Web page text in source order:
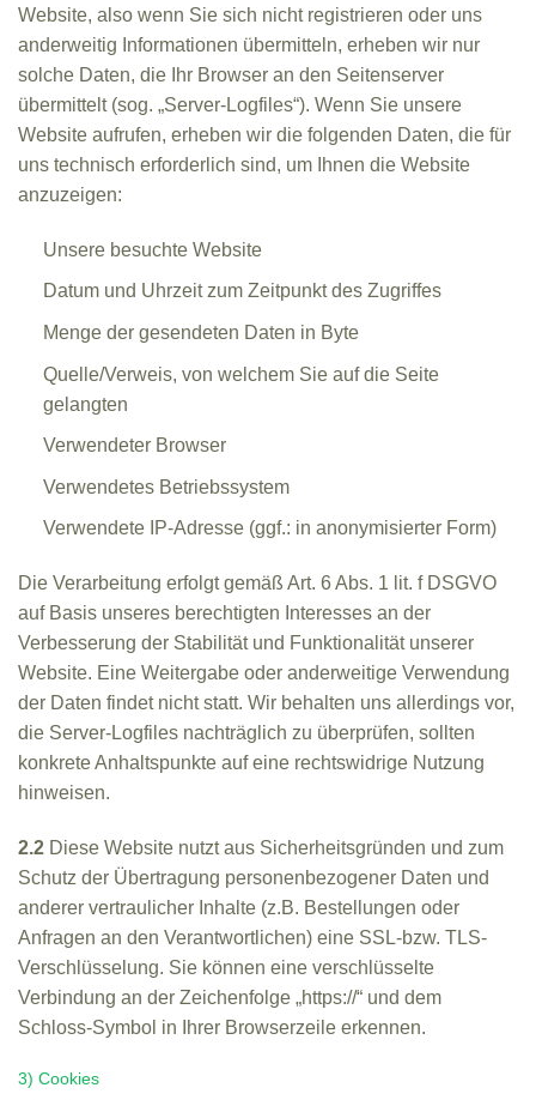
Website, also wenn Sie sich nicht registrieren oder uns
anderweitig Informationen übermitteln, erheben wir nur
solche Daten, die Ihr Browser an den Seitenserver
übermittelt (sog. „Server-Logfiles“). Wenn Sie unsere
Website aufrufen, erheben wir die folgenden Daten, die für
uns technisch erforderlich sind, um Ihnen die Website
anzuzeigen:
Unsere besuchte Website
Datum und Uhrzeit zum Zeitpunkt des Zugriffes
Menge der gesendeten Daten in Byte
Quelle/Verweis, von welchem Sie auf die Seite
gelangten
Verwendeter Browser
Verwendetes Betriebssystem
Verwendete IP-Adresse (ggf.: in anonymisierter Form)
Die Verarbeitung erfolgt gemäß Art. 6 Abs. 1 lit. f DSGVO
auf Basis unseres berechtigten Interesses an der
Verbesserung der Stabilität und Funktionalität unserer
Website. Eine Weitergabe oder anderweitige Verwendung
der Daten findet nicht statt. Wir behalten uns allerdings vor,
die Server-Logfiles nachträglich zu überprüfen, sollten
konkrete Anhaltspunkte auf eine rechtswidrige Nutzung
hinweisen.
2.2 Diese Website nutzt aus Sicherheitsgründen und zum
Schutz der Übertragung personenbezogener Daten und
anderer vertraulicher Inhalte (z.B. Bestellungen oder
Anfragen an den Verantwortlichen) eine SSL-bzw. TLS-
Verschlüsselung. Sie können eine verschlüsselte
Verbindung an der Zeichenfolge „https://“ und dem
Schloss-Symbol in Ihrer Browserzeile erkennen.
3) Cookies